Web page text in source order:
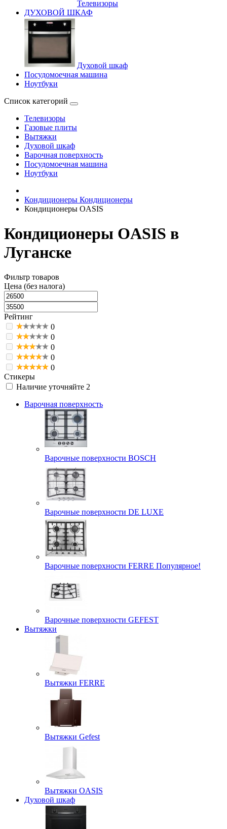
Телевизоры
ДУХОВОЙ ШКАФ
Духовой шкаф
Посудомоечная машина
Ноутбуки
Список категорий
Телевизоры
Газовые плиты
Вытяжки
Духовой шкаф
Варочная поверхность
Посудомоечная машина
Ноутбуки
Кондиционеры Кондиционеры
Кондиционеры OASIS
Кондиционеры OASIS в
Луганске
Фильтр товаров
Цена (без налога)
Рейтинг
0
0
0
0
0
Стикеры
Наличие уточняйте 2
Варочная поверхность
Варочные поверхности BOSCH
Варочные поверхности DE LUXE
Варочные поверхности FERRE Популярное!
Варочные поверхности GEFEST
Вытяжки
Вытяжки FERRE
Вытяжки Gefest
Вытяжки OASIS
Духовой шкаф